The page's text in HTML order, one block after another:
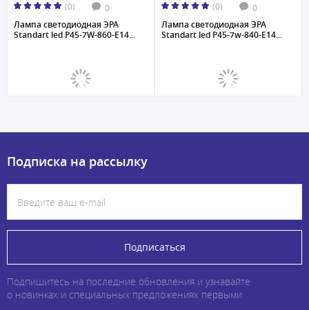
(0) 0
Лампа светодиодная ЭРА
Standart led P45-7W-860-E14...
(0) 0
Лампа светодиодная ЭРА
Standart led P45-7w-840-E14...
Подписка на рассылку
Подписаться
Подпишитесь на последние обновления и узнавайте
о новинках и специальных предложениях первыми